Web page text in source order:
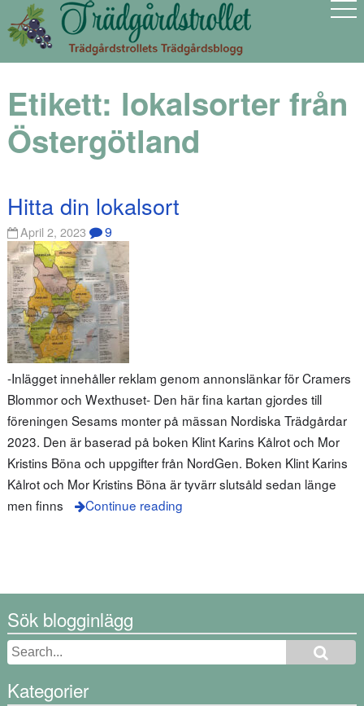
Etikett: lokalsorter från
Östergötland
Hitta din lokalsort
April 2, 2023 9
-Inlägget innehåller reklam genom annonslänkar för Cramers
Blommor och Wexthuset- Den här fina kartan gjordes till
föreningen Sesams monter på mässan Nordiska Trädgårdar
2023. Den är baserad på boken Klint Karins Kålrot och Mor
Kristins Böna och uppgifter från NordGen. Boken Klint Karins
Kålrot och Mor Kristins Böna är tyvärr slutsåld sedan länge
men finns
Continue reading
Sök blogginlägg
Kategorier